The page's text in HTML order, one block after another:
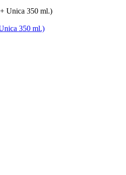
350 ml.)